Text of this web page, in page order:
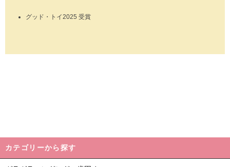
グッド・トイ2025 受賞
カテゴリーから探す